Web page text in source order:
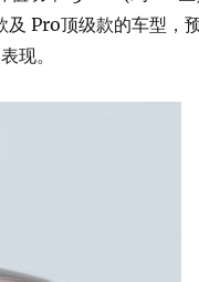
及 Pro顶级款的车型，
现。